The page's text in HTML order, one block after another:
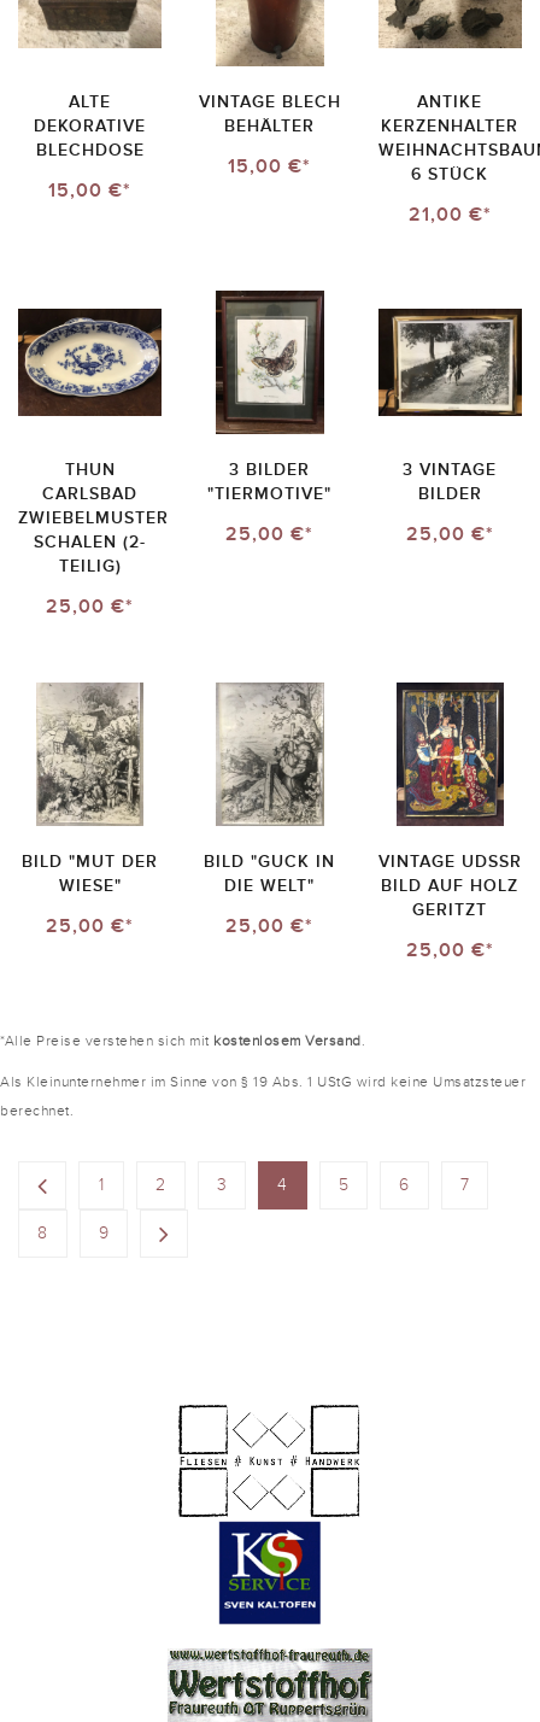
ALTE
DEKORATIVE
BLECHDOSE
15,00 €*
VINTAGE BLECH
BEHÄLTER
15,00 €*
ANTIKE
KERZENHALTER
6 STÜCK
21,00 €*
THUN
CARLSBAD
ZWIEBELMUSTER
SCHALEN (2-
TEILIG)
25,00 €*
3 BILDER
"TIERMOTIVE"
25,00 €*
3 VINTAGE
BILDER
25,00 €*
BILD "MUT DER
WIESE"
25,00 €*
BILD "GUCK IN
DIE WELT"
25,00 €*
VINTAGE UDSSR
BILD AUF HOLZ
GERITZT
25,00 €*
*Alle Preise verstehen sich mit kostenlosem Versand.
Als Kleinunternehmer im Sinne von § 19 Abs. 1 UStG wird keine Umsatzsteuer
berechnet.
1 2 3 4 5 6 7
8 9